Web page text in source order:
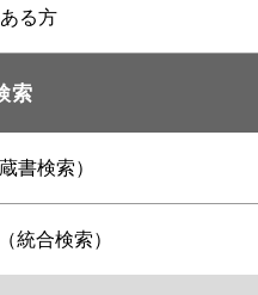
る方
索
書検索）
統合検索）